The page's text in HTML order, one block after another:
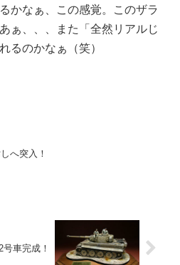
かなぁ、この感覚。このザラ
ぁ、、、また「全然リアルじ
るのかなぁ（笑）
へ突入！
号車完成！